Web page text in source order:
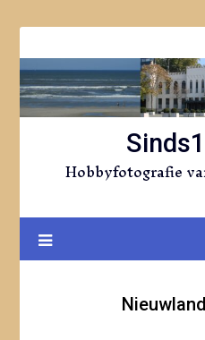
naar
inhoud
Hobbyfotografie